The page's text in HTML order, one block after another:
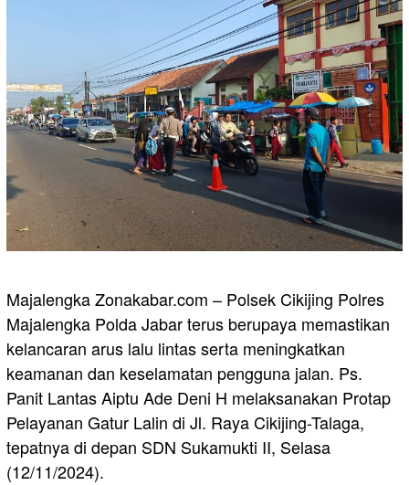
Majalengka Zonakabar.com – Polsek Cikijing Polres
Majalengka Polda Jabar terus berupaya memastikan
kelancaran arus lalu lintas serta meningkatkan
keamanan dan keselamatan pengguna jalan. Ps.
Panit Lantas Aiptu Ade Deni H melaksanakan Protap
Pelayanan Gatur Lalin di Jl. Raya Cikijing-Talaga,
tepatnya di depan SDN Sukamukti II, Selasa
(12/11/2024).